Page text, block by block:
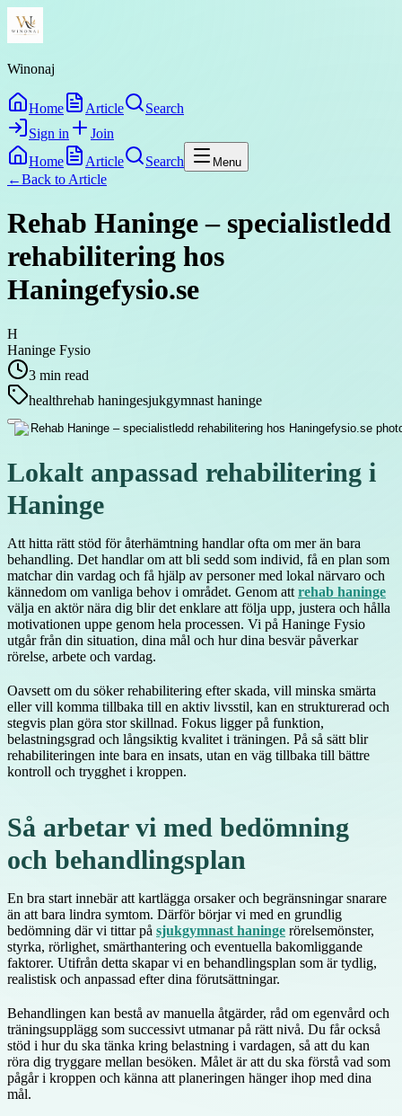
Winonaj
Home Article
Search
Sign in
Join
Home
Article Search Menu
←Back to Article
Rehab Haninge – specialistledd
rehabilitering hos
Haningefysio.se
H
Haninge Fysio
3 min read
healthrehab haningesjukgymnast haninge
Lokalt anpassad rehabilitering i
Haninge
Att hitta rätt stöd för återhämtning handlar ofta om mer än bara
behandling. Det handlar om att bli sedd som individ, få en plan som
matchar din vardag och få hjälp av personer med lokal närvaro och
kännedom om vanliga behov i området. Genom att rehab haninge
välja en aktör nära dig blir det enklare att följa upp, justera och hålla
motivationen uppe genom hela processen. Vi på Haninge Fysio
utgår från din situation, dina mål och hur dina besvär påverkar
rörelse, arbete och vardag.
Oavsett om du söker rehabilitering efter skada, vill minska smärta
eller vill komma tillbaka till en aktiv livsstil, kan en strukturerad och
stegvis plan göra stor skillnad. Fokus ligger på funktion,
belastningsgrad och långsiktig kvalitet i träningen. På så sätt blir
rehabiliteringen inte bara en insats, utan en väg tillbaka till bättre
kontroll och trygghet i kroppen.
Så arbetar vi med bedömning
och behandlingsplan
En bra start innebär att kartlägga orsaker och begränsningar snarare
än att bara lindra symtom. Därför börjar vi med en grundlig
bedömning där vi tittar på sjukgymnast haninge rörelsemönster,
styrka, rörlighet, smärthantering och eventuella bakomliggande
faktorer. Utifrån detta skapar vi en behandlingsplan som är tydlig,
realistisk och anpassad efter dina förutsättningar.
Behandlingen kan bestå av manuella åtgärder, råd om egenvård och
träningsupplägg som successivt utmanar på rätt nivå. Du får också
stöd i hur du ska tänka kring belastning i vardagen, så att du kan
röra dig tryggare mellan besöken. Målet är att du ska förstå vad som
pågår i kroppen och känna att planeringen hänger ihop med dina
mål.